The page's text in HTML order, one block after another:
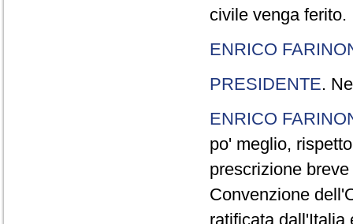
civile venga ferito.
ENRICO
PRESIDENTE.
ENRICO
po' meglio,
prescrizione
Convenzione
ratificata dall'Italia